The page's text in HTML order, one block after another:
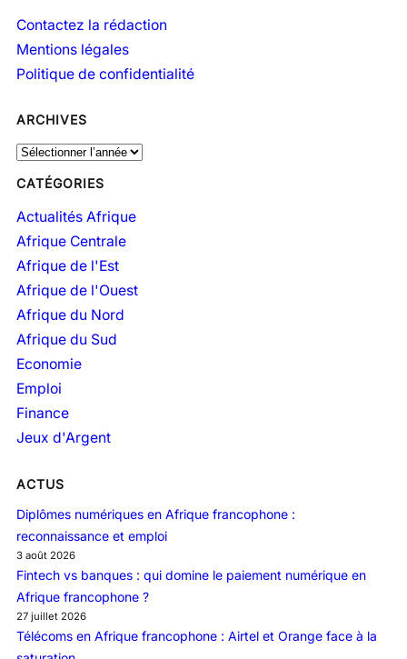
Contactez la rédaction
Mentions légales
Politique de confidentialité
ARCHIVES
A
c
h
v
CATÉGORIES
Actualités Afrique
Afrique Centrale
Afrique de l'Est
Afrique de l'Ouest
Afrique du Nord
Afrique du Sud
Economie
Emploi
Finance
Jeux d'Argent
ACTUS
Diplômes numériques en Afrique francophone :
reconnaissance et emploi
3 août 2026
Fintech vs banques : qui domine le paiement numérique en
Afrique francophone ?
27 juillet 2026
Télécoms en Afrique francophone : Airtel et Orange face à la